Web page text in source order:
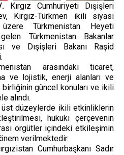
Kırgız Cumhuriyeti Dışişleri
Kırgız-Türkmen ikili siyasi
Türkmenistan Heyeti
Türkmenistan Bakanlar
ve Dışişleri Bakanı Raşid
arasındaki ticaret,
ve lojistik, enerji alanları ve
güncel konuları ve ikili
alındı.
düzeylerde ikili etkinliklerin
hukuki çerçevenin
örgütler içindeki etkileşimin
verilmektedir.
Cumhurbaşkanı Sadır